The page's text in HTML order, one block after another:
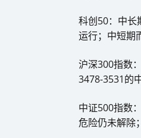
科创50：中长
运行；中短期
沪深300指数
3478-3531的
中证500指数
危险仍未解除